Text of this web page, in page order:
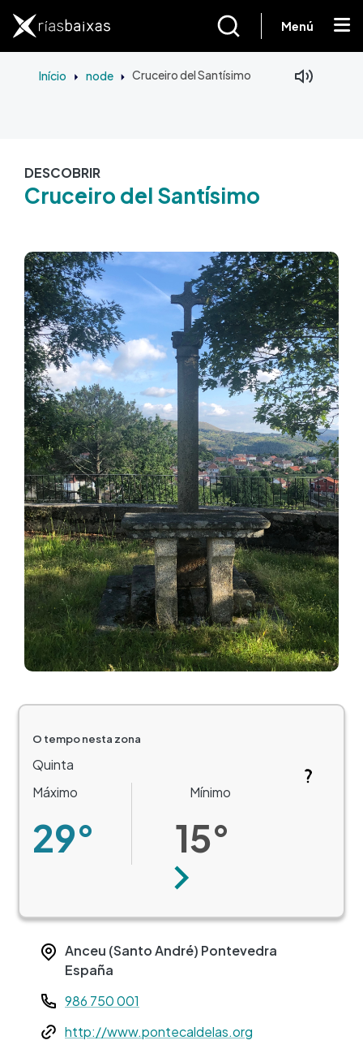
Menú
Início node Cruceiro del Santísimo
DESCOBRIR
Cruceiro del Santísimo
Imagem
O tempo nesta zona
Quinta
Máximo
29°
Mínimo
15°
Seguinte
Anceu (Santo André) Pontevedra
España
Teléfono
986 750 001
Webhttp://www.pontecaldelas.org